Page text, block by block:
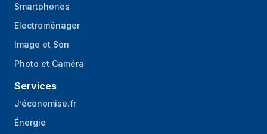
Touche de contrôle
RGB
Hauteur maximale
refroidisseur de
carte graphique
Longueur maximale
Smartphones
Electroménager
Image et Son
Photo et Caméra
Services
J’économise.fr
Énergie